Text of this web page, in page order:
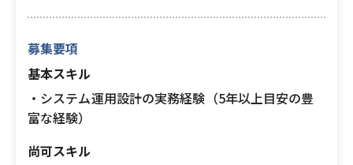
募集要項
基本スキル
・システム運用設計の実務経験（5年以上目安の豊
富な経験）
尚可スキル